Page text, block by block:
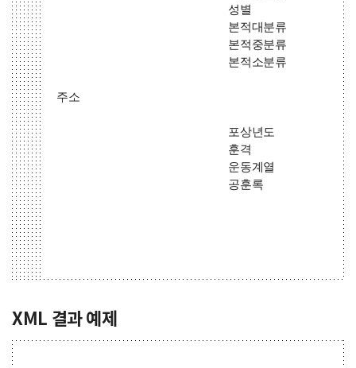
성별
본적대분류
본적중분류
본적소분류
주소
포상년도
훈격
운동계열
공훈록
XML 결과 예제